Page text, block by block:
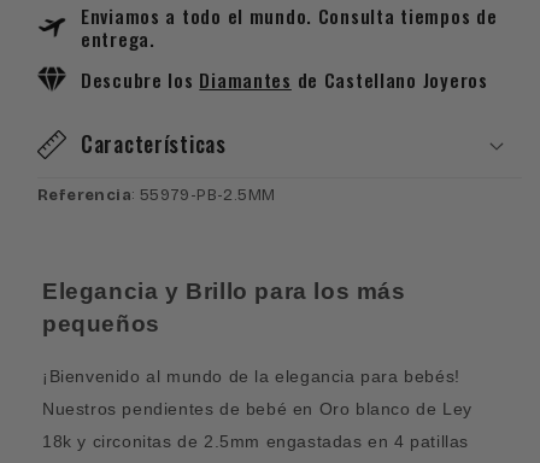
2.5
mm
de
circonitas
2.5
de
cuatro
circonitas
Enviamos a todo el mundo. Consulta tiempos de
entrega.
Descubre los Diamantes de Castellano Joyeros
Características
Referencia: 55979-PB-2.5MM
Elegancia y Brillo para los más
pequeños
¡Bienvenido al mundo de la elegancia para bebés!
Nuestros pendientes de bebé en Oro blanco de Ley
18k y circonitas de 2.5mm engastadas en 4 patillas